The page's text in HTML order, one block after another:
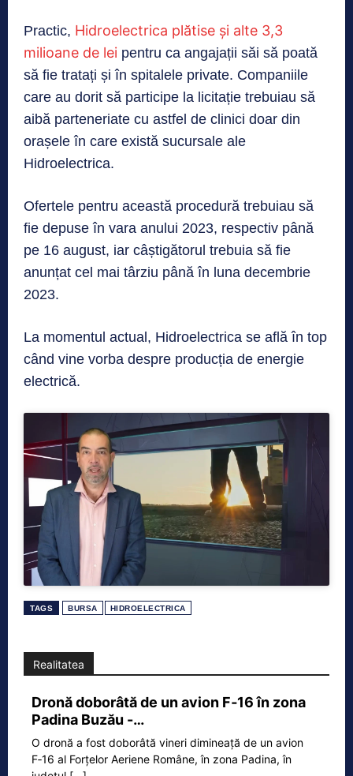
Practic, Hidroelectrica plătise și alte 3,3
milioane de lei pentru ca angajații săi să poată
să fie tratați și în spitalele private. Companiile
care au dorit să participe la licitație trebuiau să
aibă parteneriate cu astfel de clinici doar din
orașele în care există sucursale ale
Hidroelectrica.
Ofertele pentru această procedură trebuiau să
fie depuse în vara anului 2023, respectiv până
pe 16 august, iar câștigătorul trebuia să fie
anunțat cel mai târziu până în luna decembrie
2023.
La momentul actual, Hidroelectrica se află în top
când vine vorba despre producția de energie
electrică.
TAGS BURSA HIDROELECTRICA
Realitatea
Dronă doborâtă de un avion F‑16 în zona
Padina Buzău -…
O dronă a fost doborâtă vineri dimineață de un avion
F‑16 al Forțelor Aeriene Române, în zona Padina, în